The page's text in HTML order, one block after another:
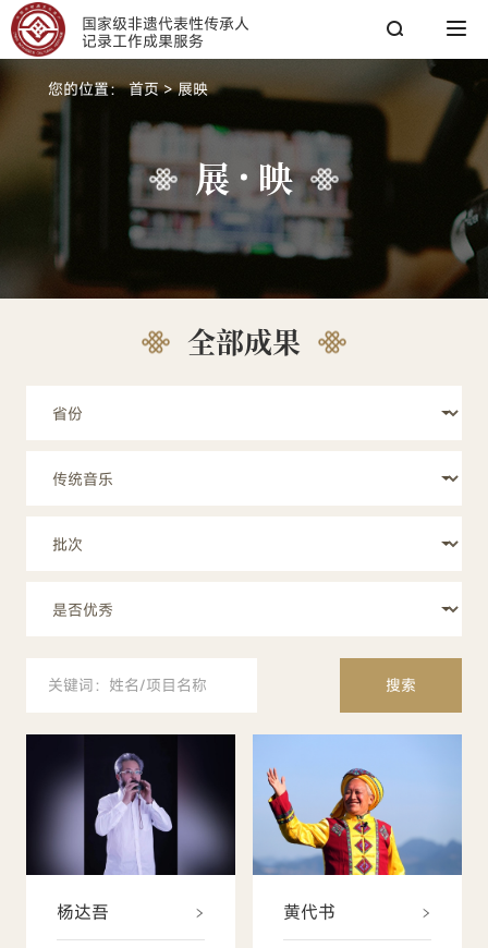
国家级非遗代表性传承人
记录工作成果服务
您的位置： 首页 > 展映
展 映
全部成果
搜索
杨达吾 黄代书
搜索
搜索